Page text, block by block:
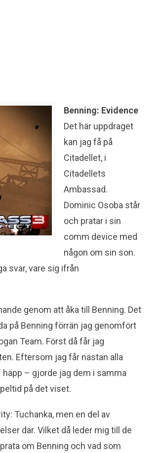
Benning: Evidence
Det här uppdraget
kan jag få på
Citadellet, i
Citadellets
Ambassad.
Dominic Osoba står
och pratar i sin
comm device med
någon om sin son.
svar, vare sig ifrån
genom att åka till Benning. Det
på Benning förrän jag genomfört
Team. Först då får jag
Eftersom jag får nästan alla
– gjorde jag dem i samma
på det viset.
Tuchanka, men en del av
där. Vilket då leder mig till de
om Benning och vad som